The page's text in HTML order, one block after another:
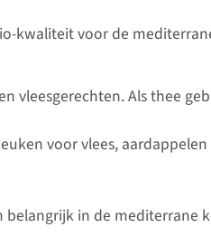
kwaliteit voor de
vleesgerechten. Als thee
voor vlees,
in de mediterrane